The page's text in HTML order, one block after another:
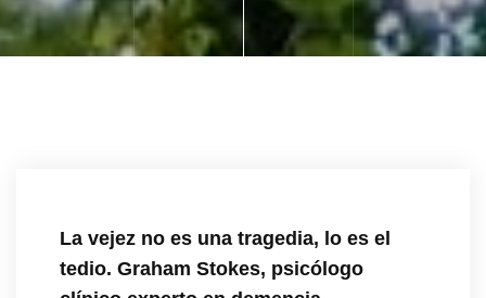
La vejez no es una tragedia, lo es el
tedio. Graham Stokes, psicólogo